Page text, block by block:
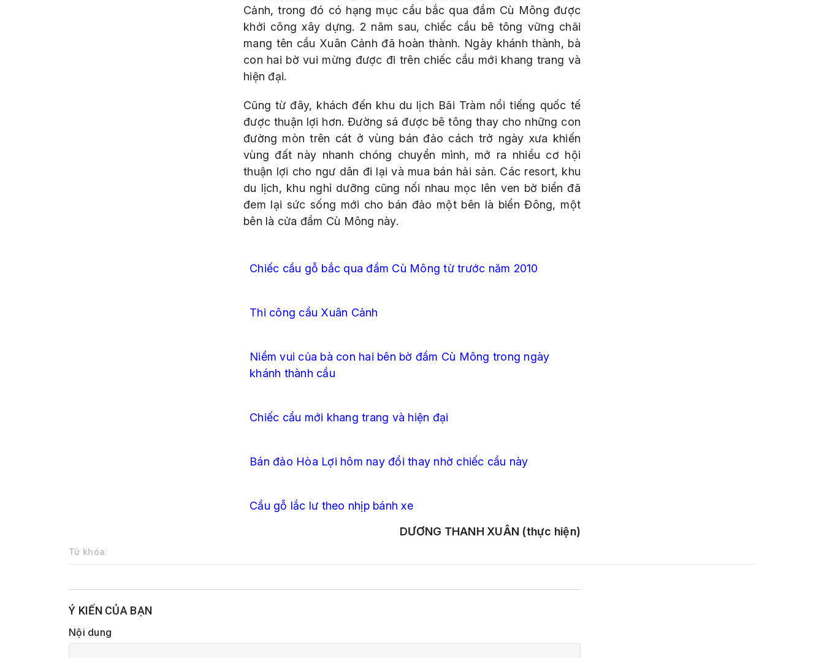
Cảnh, trong đó có hạng mục cầu bắc qua đầm Cù Mông được
khởi công xây dựng. 2 năm sau, chiếc cầu bê tông vững chãi
mang tên cầu Xuân Cảnh đã hoàn thành. Ngày khánh thành, bà
con hai bờ vui mừng được đi trên chiếc cầu mới khang trang và
hiện đại.
Cũng từ đây, khách đến khu du lịch Bãi Tràm nổi tiếng quốc tế
được thuận lợi hơn. Đường sá được bê tông thay cho những con
đường mòn trên cát ở vùng bán đảo cách trở ngày xưa khiến
vùng đất này nhanh chóng chuyển mình, mở ra nhiều cơ hội
thuận lợi cho ngư dân đi lại và mua bán hải sản. Các resort, khu
du lịch, khu nghỉ dưỡng cũng nối nhau mọc lên ven bờ biển đã
đem lại sức sống mới cho bán đảo một bên là biển Đông, một
bên là cửa đầm Cù Mông này.
Chiếc cầu gỗ bắc qua đầm Cù Mông từ trước năm 2010
Thi công cầu Xuân Cảnh
Niềm vui của bà con hai bên bờ đầm Cù Mông trong ngày
khánh thành cầu
Chiếc cầu mới khang trang và hiện đại
Bán đảo Hòa Lợi hôm nay đổi thay nhờ chiếc cầu này
Cầu gỗ lắc lư theo nhịp bánh xe
DƯƠNG THANH XUÂN (thực hiện)
Từ khóa:
Ý KIẾN CỦA BẠN
Nội dung